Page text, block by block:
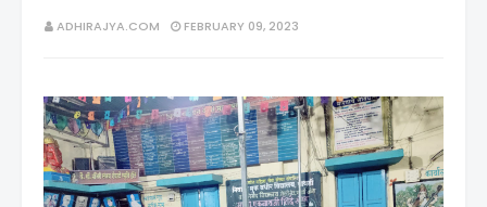
ADHIRAJYA.COM FEBRUARY 09, 2023